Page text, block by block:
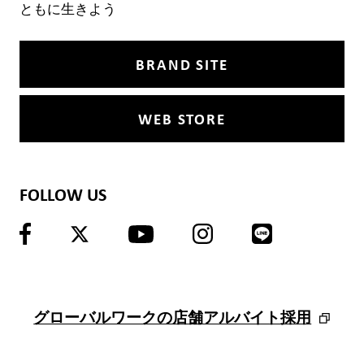
ともに生きよう
BRAND SITE
WEB STORE
FOLLOW US
グローバルワークの店舗アルバイト採用